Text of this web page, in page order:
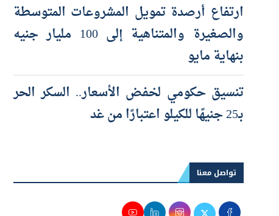
ارتفاع أرصدة تمويل المشروعات المتوسطة
والصغيرة والمتناهية إلى 100 مليار جنيه
بنهاية مايو
تنسيق حكومي لخفض الأسعار.. السكر الحر
بـ25 جنيهًا للكيلو اعتبارًا من غد
تواصل معنا